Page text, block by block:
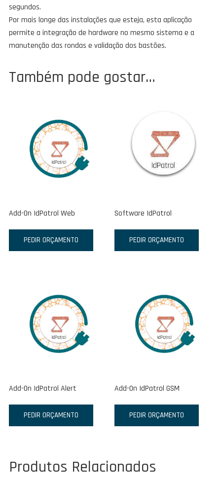
segundos.
Por mais longe das instalações que esteja, esta aplicação
permite a integração de hardware no mesmo sistema e a
manutenção das rondas e validação dos bastões.
Também pode gostar…
Add-On IdPatrol Web
PEDIR ORÇAMENTO
Software IdPatrol
PEDIR ORÇAMENTO
Add-On IdPatrol Alert
PEDIR ORÇAMENTO
Add-On IdPatrol GSM
PEDIR ORÇAMENTO
Produtos Relacionados